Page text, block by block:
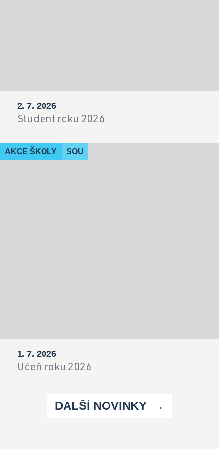
2. 7. 2026
Student roku 2026
AKCE ŠKOLY SOU
1. 7. 2026
Učeň roku 2026
DALŠÍ NOVINKY